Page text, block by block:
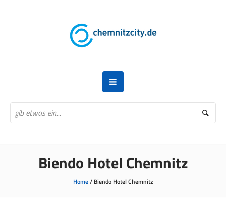
Biendo Hotel Chemnitz
Home/ Biendo Hotel Chemnitz